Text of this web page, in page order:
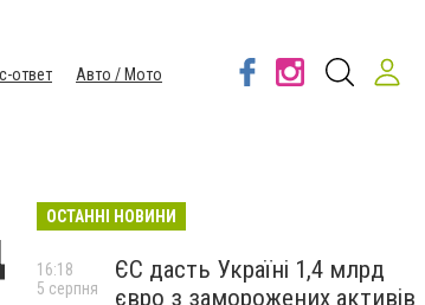
ответ
Авто / Мото
ОСТАННІ НОВИНИ
ЄС дасть Україні 1,4 млрд
євро з заморожених активів
16:18
5 серпня